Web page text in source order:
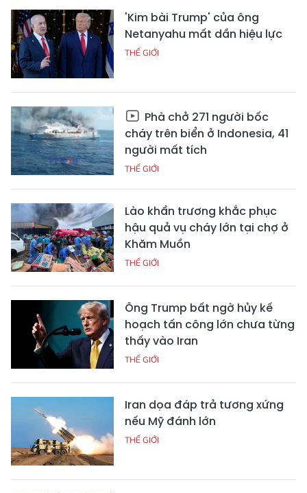
'Kim bài Trump' của ông
Netanyahu mất dần hiệu lực
THẾ GIỚI
Phà chở 271 người bốc
cháy trên biển ở Indonesia, 41
người mất tích
THẾ GIỚI
Lào khẩn trương khắc phục
hậu quả vụ cháy lớn tại chợ ở
Khăm Muồn
THẾ GIỚI
Ông Trump bất ngờ hủy kế
hoạch tấn công lớn chưa từng
thấy vào Iran
THẾ GIỚI
Iran dọa đáp trả tương xứng
nếu Mỹ đánh lớn
THẾ GIỚI